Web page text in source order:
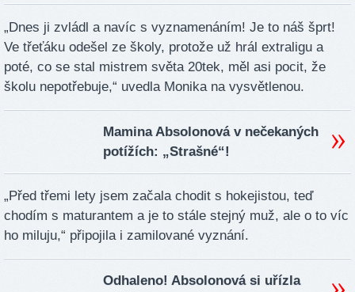
„Dnes ji zvládl a navíc s vyznamenáním! Je to náš šprt!
Ve třeťáku odešel ze školy, protože už hrál extraligu a
poté, co se stal mistrem světa 20tek, měl asi pocit, že
školu nepotřebuje,“ uvedla Monika na vysvětlenou.
Mamina Absolonová v nečekaných
potížích: „Strašné“!
„Před třemi lety jsem začala chodit s hokejistou, teď
chodím s maturantem a je to stále stejný muž, ale o to víc
ho miluju,“ připojila i zamilované vyznání.
Odhaleno! Absolonová si uřízla